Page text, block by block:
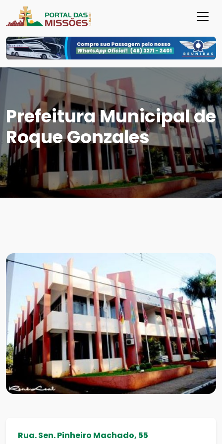
Prefeitura Municipal de
Roque Gonzales
Rua. Sen. Pinheiro Machado, 55